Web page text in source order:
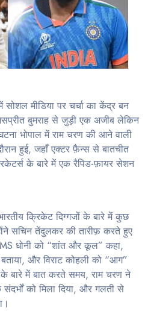
सोशल मीडिया पर चर्चा का केंद्र बन
बुमराह से जुड़ी एक अजीब लेकिन
भोपाल में राम चरण की आने वाली
हुई, जहाँ एक्टर फ़ैन्स से बातचीत
के बारे में एक रैपिड-फ़ायर सेशन
क्रिकेट दिग्गजों के बारे में कुछ
सचिन तेंदुलकर की तारीफ़ करते हुए
धोनी को “शांत और कूल” कहा,
बताया, और विराट कोहली को “आग”
बारे में बात करते समय, राम चरण ने
को मिला दिया, और गलती से